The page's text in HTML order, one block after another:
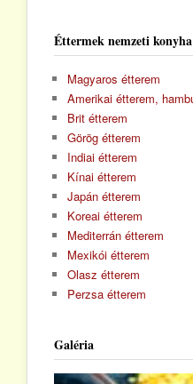
Éttermek nemzeti
Magyaros étterem
Amerikai étterem,
Brit étterem
Görög étterem
Indiai étterem
Kínai étterem
Japán étterem
Koreai étterem
Mediterrán étterem
Mexikói étterem
Olasz étterem
Perzsa étterem
Galéria